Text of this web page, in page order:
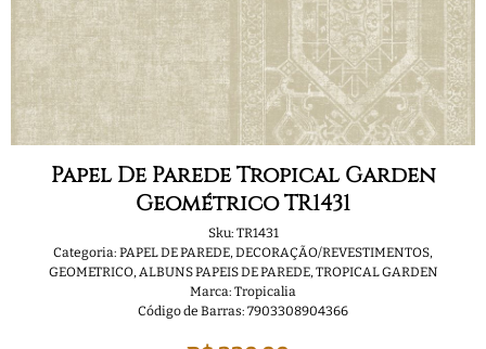
Papel De Parede Tropical Garden
Geométrico TR1431
Sku: TR1431
Categoria: PAPEL DE PAREDE,DECORAÇÃO/REVESTIMENTOS,
GEOMETRICO,ALBUNS PAPEIS DE PAREDE,TROPICAL GARDEN
Marca: Tropicalia
Código de Barras: 7903308904366